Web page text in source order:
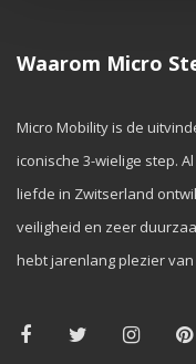
Waarom Micro
Micro Mobility is de
iconische 3-wielige step.
liefde in Zwitserland
veiligheid en zeer
hebt jarenlang plezier